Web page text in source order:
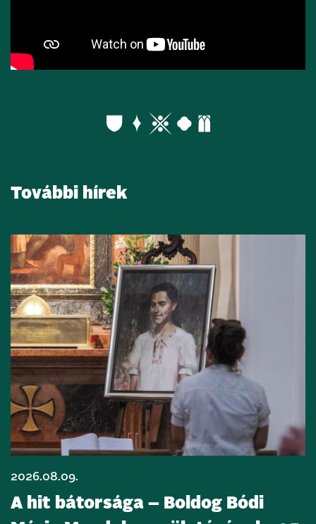
További hírek
2026.08.09.
A hit bátorsága – Boldog Bódi